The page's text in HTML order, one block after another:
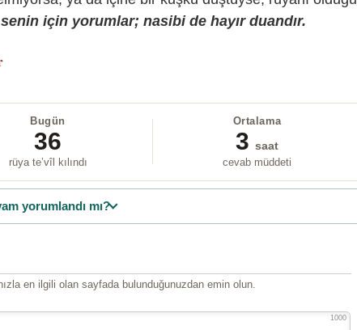
için yorumlar; nasibi de hayır duandır.
Bugün
36
rüya te’vîl kılındı
Ortalama
3 saat
cevab müddeti
yorumlandı mı?
en ilgili olan sayfada bulunduğunuzdan emin olun.
1000